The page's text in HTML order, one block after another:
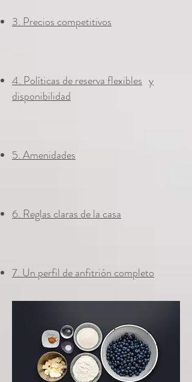
3. Precios competitivos
4. Políticas de reserva flexibles y
disponibilidad
5. Amenidades
6. Reglas claras de la casa
7. Un perfil de anfitrión completo